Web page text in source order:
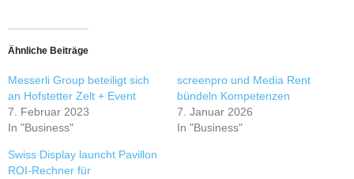
Ähnliche Beiträge
Messerli Group beteiligt sich
an Hofstetter Zelt + Event
7. Februar 2023
In "Business"
screenpro und Media Rent
bündeln Kompetenzen
7. Januar 2026
In "Business"
Swiss Display launcht Pavillon
ROI-Rechner für